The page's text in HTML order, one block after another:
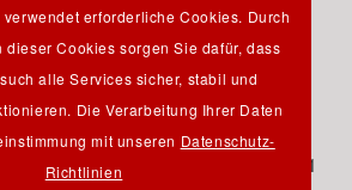
- 85232 Bergkirchen OT Günding -
8131 61 46 590 - Fax: +49 8131 61
erforderliche Cookies. Durch
dieser Cookies sorgen Sie dafür, dass
alle Services sicher, stabil und
Die Verarbeitung Ihrer Daten
mit unseren Datenschutz-
Richtlinien